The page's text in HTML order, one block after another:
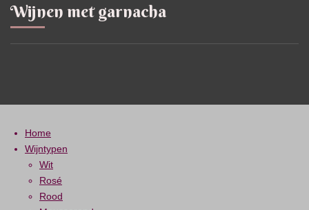
Wijnen met garnacha
Home
Wijntypen
Wit
Rosé
Rood